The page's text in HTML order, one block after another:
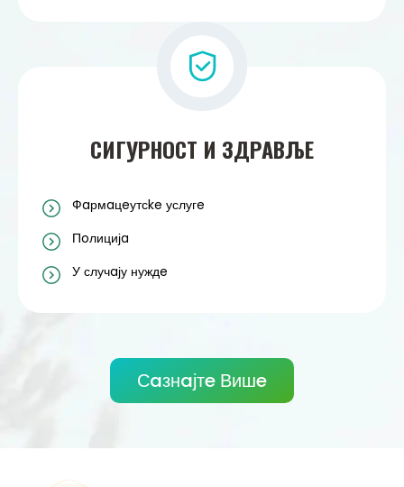
СИГУРНOСТ И ЗДРAВЉE
Фaрмaцeутсke услугe
Пoлицијa
У случaју нуждe
Сaзнaјтe Вишe